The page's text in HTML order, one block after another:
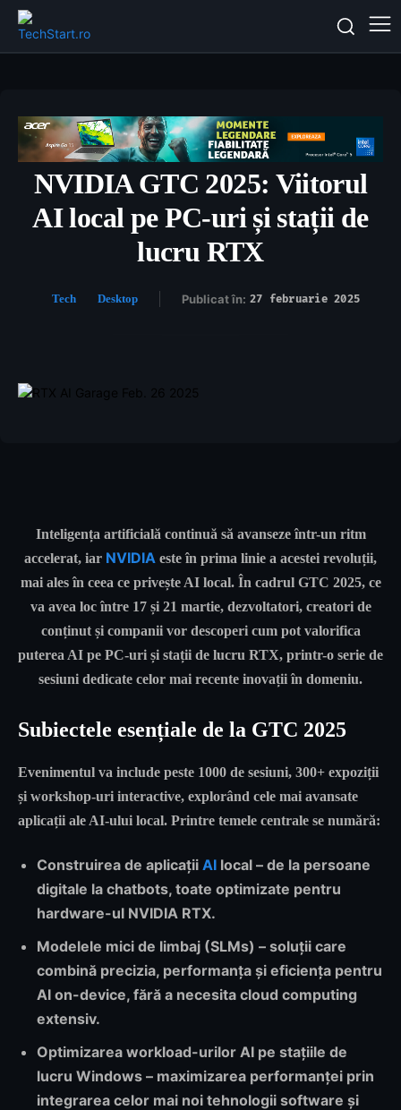
NVIDIA GTC 2025: Viitorul
AI local pe PC-uri și stații de
lucru RTX
Tech Desktop Publicat în: 27 februarie 2025
Inteligența artificială continuă să avanseze într-un ritm
accelerat, iar NVIDIA este în prima linie a acestei revoluții,
mai ales în ceea ce privește AI local. În cadrul GTC 2025, ce
va avea loc între 17 și 21 martie, dezvoltatori, creatori de
conținut și companii vor descoperi cum pot valorifica
puterea AI pe PC-uri și stații de lucru RTX, printr-o serie de
sesiuni dedicate celor mai recente inovații în domeniu.
Subiectele esențiale de la GTC 2025
Evenimentul va include peste 1000 de sesiuni, 300+ expoziții
și workshop-uri interactive, explorând cele mai avansate
aplicații ale AI-ului local. Printre temele centrale se numără:
Construirea de aplicații AI local – de la persoane
digitale la chatbots, toate optimizate pentru
hardware-ul NVIDIA RTX.
Modelele mici de limbaj (SLMs) – soluții care
combină precizia, performanța și eficiența pentru
AI on-device, fără a necesita cloud computing
extensiv.
Optimizarea workload-urilor AI pe stațiile de
lucru Windows – maximizarea performanței prin
integrarea celor mai noi tehnologii software și